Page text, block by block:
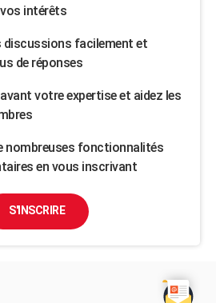
intérêts
discussions facilement et
de réponses
votre expertise et aidez les
nombreuses fonctionnalités
en vous inscrivant
S'INSCRIRE